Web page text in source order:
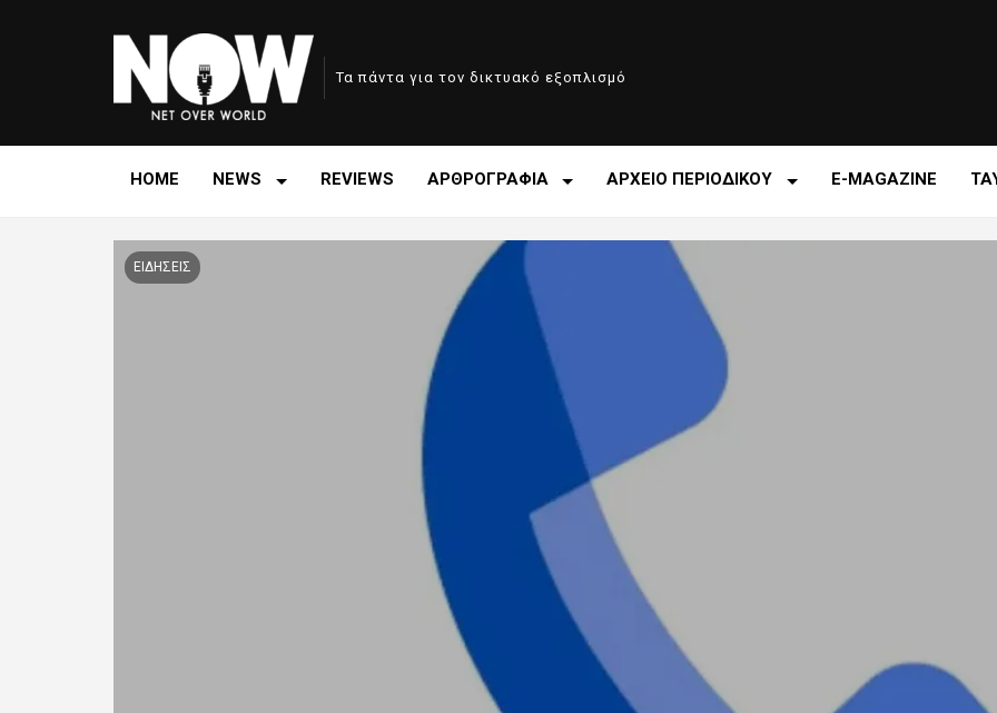
Τα πάντα για τον δικτυακό εξοπλισμό
HOME NEWS REVIEWS ΑΡΘΡΟΓΡΑΦΙΑ ΑΡΧΕΙΟ ΠΕΡΙΟΔΙΚΟΥ E-MAGAZINE
ΕΙΔΗΣΕΙΣ